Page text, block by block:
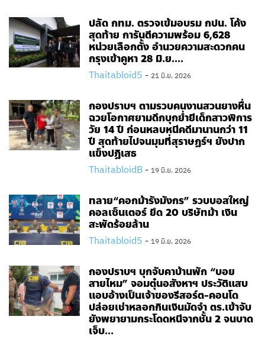
ปลัด กทม. ตรวจเข้มอบรม กปน. โค้ง
สุดท้าย การันตีความพร้อม 6,628
หน่วยเลือกตั้ง อำนวยความสะดวกคน
กรุงเข้าคูหา 28 มิ.ย....
Thaitabloid5 - 21 มิ.ย. 2026
กองปราบฯ ตามรวบคนงานสวนยางหื่น
ฉวยโอกาศยามดึกบุกย่ำยีเด็กสาวพิการ
วัย 14 ปี ก่อนหลบหนีคดีมานานกว่า 11
ปี สุดท้ายไปจนมุมที่สุราษฎร์ฯ ยังปาก
แข็งปฎิเสธ
ThaitabloidB - 19 มิ.ย. 2026
ทลาย“คอกม้ารังมังกร” รวบบอสใหญ่
คอลเซ็นเตอร์ ยึด 20 บริษัทม้า เงิน
สะพัดร้อยล้าน
Thaitabloid5 - 19 มิ.ย. 2026
กองปราบฯ บุกจับคาบ้านพัก “บอย
สายไหม” จอมตุ๋นอสังหาฯ ประวัติแสบ
แอบอ้างเป็นเจ้าของรีสอร์ต-คอนโด
ปล่อยเช่าหลอกกินเงินมัดจำ ตร.เข้าจับ
ยังพยายามกระโดดหนีจากชั้น 2 จนบาด
เจ็บ...